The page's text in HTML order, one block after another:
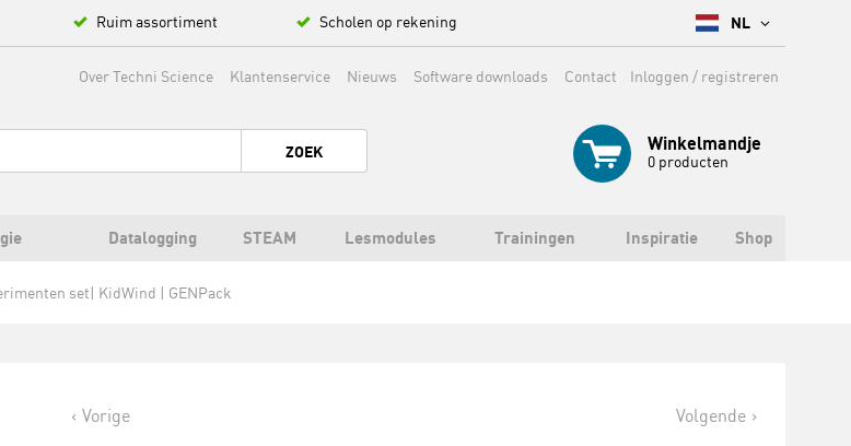
Ruim assortiment Scholen op rekening NL
Inloggen / registreren
Over Techni Science Klantenservice Nieuws Software downloads Contact
Winkelmandje
0 producten
ZOEK
Datalogging STEAM Lesmodules Trainingen Inspiratie Shop
set| KidWind | GENPack
Vorige Volgende